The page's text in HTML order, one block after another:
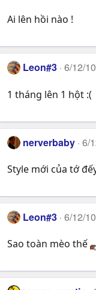
Ai lên hồi nào !
Leon#3 6/12/10
1 tháng lên 1 hột :(
nerverbaby 6/
Style mới của tớ
Leon#3 6/12/10
Sao toàn mèo thế